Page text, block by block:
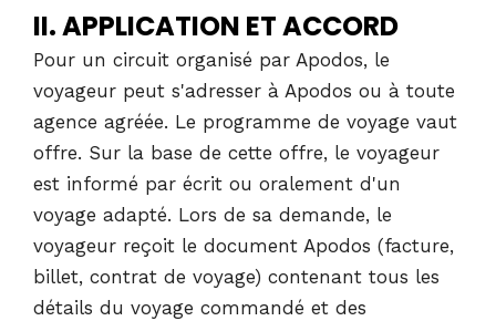
II. APPLICATION ET ACCORD
Pour un circuit organisé par Apodos, le
voyageur peut s'adresser à Apodos ou à toute
agence agréée. Le programme de voyage vaut
offre. Sur la base de cette offre, le voyageur
est informé par écrit ou oralement d'un
voyage adapté. Lors de sa demande, le
voyageur reçoit le document Apodos (facture,
billet, contrat de voyage) contenant tous les
détails du voyage commandé et des